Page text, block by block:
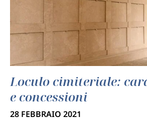
Loculo cimiteriale:
e concessioni
28 FEBBRAIO 2021